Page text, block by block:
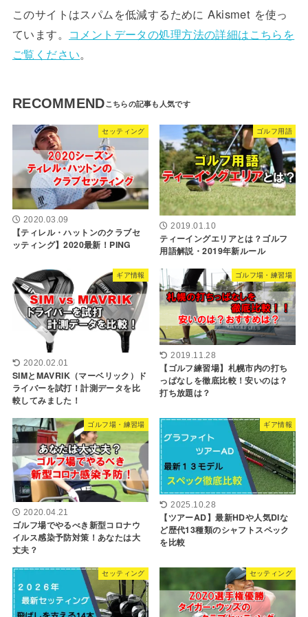
このサイトはスパムを低減するために Akismet を使っ
ています。 コメントデータの処理方法の詳細はこちらを
ご覧ください。
RECOMMEND
セッティング
2020.03.09
【ティレル・ハットンのクラブセ
ッティング】2020最新！PING
ゴルフ用語
2019.01.10
ティーイングエリアとは？ゴルフ
用語解説・2019年新ルール
ギア情報
2020.02.01
SIMとMAVRIK（マーベリック）ド
ライバーを試打！計測データを比
較してみました！
ゴルフ場・練習場
2019.11.28
【ゴルフ練習場】札幌市内の打ち
っぱなしを徹底比較！安いのは？
打ち放題は？
ゴルフ場・練習場
2020.04.21
ゴルフ場でやるべき新型コロナウ
イルス感染予防対策！あなたは大
丈夫？
ギア情報
2025.10.28
【ツアーAD】最新HDや人気DIな
ど歴代13種類のシャフトスペック
を比較
セッティング セッティング